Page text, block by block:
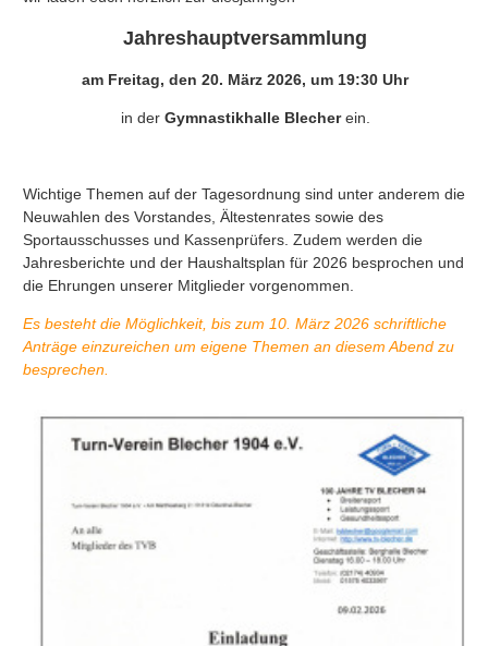
Jahreshauptversammlung
am Freitag, den 20. März 2026, um 19:30 Uhr
in der Gymnastikhalle Blecherein.
Wichtige Themen auf der Tagesordnung sind unter anderem die
Neuwahlen des Vorstandes, Ältestenrates sowie des
Sportausschusses und Kassenprüfers. Zudem werden die
Jahresberichte und der Haushaltsplan für 2026 besprochen und
die Ehrungen unserer Mitglieder vorgenommen.
Es besteht die Möglichkeit, bis zum 10. März 2026 schriftliche
Anträge einzureichen um eigene Themen an diesem Abend zu
besprechen.